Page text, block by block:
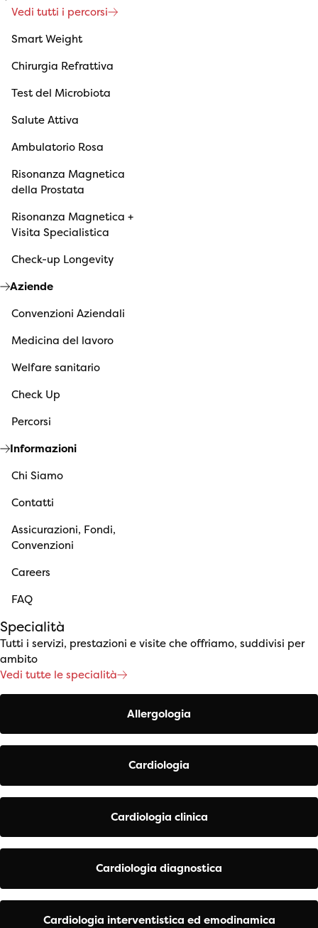
Vedi tutti i percorsi
Smart Weight
Chirurgia Refrattiva
Test del Microbiota
Salute Attiva
Ambulatorio Rosa
Risonanza Magnetica
della Prostata
Risonanza Magnetica +
Visita Specialistica
Check-up Longevity
Aziende
Convenzioni Aziendali
Medicina del lavoro
Welfare sanitario
Check Up
Percorsi
Informazioni
Chi Siamo
Contatti
Assicurazioni, Fondi,
Convenzioni
Careers
FAQ
Specialità
Tutti i servizi, prestazioni e visite che offriamo, suddivisi per
ambito
Vedi tutte le specialità
Allergologia
Cardiologia
Cardiologia clinica
Cardiologia diagnostica
Cardiologia interventistica ed emodinamica